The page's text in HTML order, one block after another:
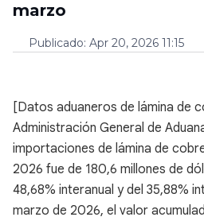
marzo
Publicado: Apr 20, 2026 11:15
[Datos aduaneros de lámina de
Administración General de
importaciones de lámina de
2026 fue de 180,6 millones de
48,68% interanual y del 35,88%
marzo de 2026, el valor